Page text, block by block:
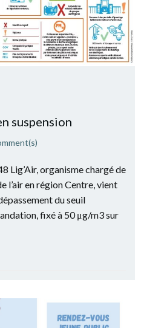
suspension
Lig’Air, organisme chargé de
l’air en région Centre, vient
du seuil
fixé à 50 μg/m3 sur